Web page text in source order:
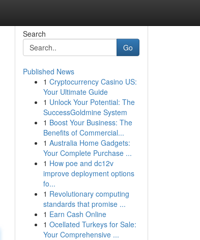
Search
Go
Published News
1 Cryptocurrency Casino US:
Your Ultimate Guide
1 Unlock Your Potential: The
SuccessGoldmine System
1 Boost Your Business: The
Benefits of Commercial...
1 Australia Home Gadgets:
Your Complete Purchase ...
1 How poe and dc12v
improve deployment options
fo...
1 Revolutionary computing
standards that promise ...
1 Earn Cash Online
1 Ocellated Turkeys for Sale:
Your Comprehensive ...